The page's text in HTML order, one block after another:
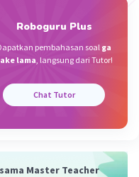
Roboguru Plus
pembahasan soalga
lama, langsung dari Tutor!
Chat Tutor
Master Teacher